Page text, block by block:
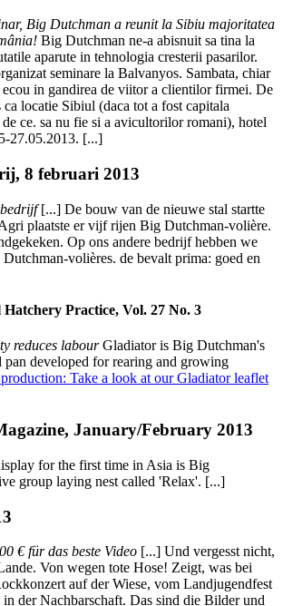
Big Dutchman a reunit la Sibiu majoritatea
Big Dutchman ne-a abisnuit sa tina la
aparute in tehnologia cresterii pasarilor.
seminare la Balvanyos. Sambata, chiar
ecou in gandirea de viitor a clientilor firmei. De
ca locatie Sibiul (daca tot a fost capitala
ce. sa nu fie si a avicultorilor romani), hotel
27.05.2013. [...]
8 februari 2013
[...] De bouw van de nieuwe stal startte
plaatste er vijf rijen Big Dutchman-volière.
Op ons andere bedrijf hebben we
volières. de bevalt prima: goed en
Practice, Vol. 27 No. 3
reduces labourGladiator is Big Dutchman's
pan developed for rearing and growing
Take a look at our Gladiator leaflet
January/February 2013
for the first time in Asia is Big
group laying nest called 'Relax'. [...]
€ für das beste Video [...] Und vergesst nicht,
Von wegen tote Hose! Zeigt, was bei
auf der Wiese, vom Landjugendfest
der Nachbarschaft. Das sind die Bilder und